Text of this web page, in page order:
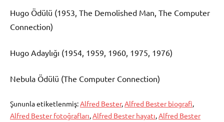
Hugo Ödülü (1953, The Demolished Man, The Computer
Connection)
Hugo Adaylığı (1954, 1959, 1960, 1975, 1976)
Nebula Ödülü (The Computer Connection)
Şununla etiketlenmiş:Alfred Bester,Alfred Bester biografi,
Alfred Bester fotoğrafları,Alfred Bester hayatı,Alfred Bester